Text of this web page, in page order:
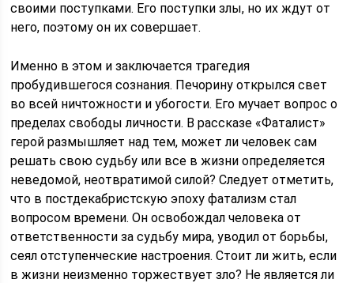
своими поступками. Его поступки злы, но их ждут от
него, поэтому он их совершает.
Именно в этом и заключается трагедия
пробудившегося сознания. Печорину открылся свет
во всей ничтожности и убогости. Его мучает вопрос о
пределах свободы личности. В рассказе «Фаталист»
герой размышляет над тем, может ли человек сам
решать свою судьбу или все в жизни определяется
неведомой, неотвратимой силой? Следует отметить,
что в постдекабристскую эпоху фатализм стал
вопросом времени. Он освобождал человека от
ответственности за судьбу мира, уводил от борьбы,
сеял отступенческие настроения. Стоит ли жить, если
в жизни неизменно торжествует зло? Не является ли